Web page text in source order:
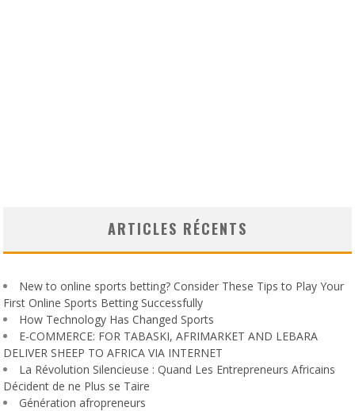
ARTICLES RÉCENTS
New to online sports betting? Consider These Tips to Play Your
First Online Sports Betting Successfully
How Technology Has Changed Sports
E-COMMERCE: FOR TABASKI, AFRIMARKET AND LEBARA
DELIVER SHEEP TO AFRICA VIA INTERNET
La Révolution Silencieuse : Quand Les Entrepreneurs Africains
Décident de ne Plus se Taire
Génération afropreneurs